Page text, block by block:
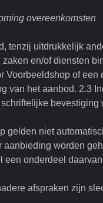
overeenkomsten
tenzij uitdrukkelijk
en/of diensten
Voorbeeldshop of
van het aanbod. 2.3
gelden niet
worden
een onderdeel
afspraken zijn